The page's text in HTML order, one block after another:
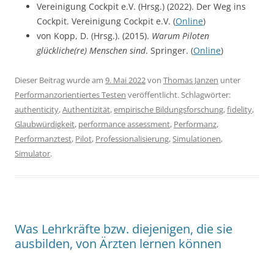
Vereinigung Cockpit e.V. (Hrsg.) (2022). Der Weg ins
Cockpit. Vereinigung Cockpit e.V. (Online)
von Kopp, D. (Hrsg.). (2015). Warum Piloten
glückliche(re) Menschen sind. Springer. (Online)
Dieser Beitrag wurde am 9. Mai 2022von Thomas Janzen unter
Performanzorientiertes Testen veröffentlicht. Schlagwörter:
authenticity,Authentizität,empirische Bildungsforschung,fidelity,
Glaubwürdigkeit, performance assessment, Performanz,
Performanztest, Pilot, Professionalisierung,Simulationen,
Simulator.
Was Lehrkräfte bzw. diejenigen, die sie
ausbilden, von Ärzten lernen können